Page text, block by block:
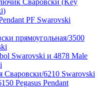
Сваровски (Key
PF Swarovski
прямоугольная/3500
Swarovski и 4878 Male
Сваровски/6210 Swarovski
Pegasus Pendant